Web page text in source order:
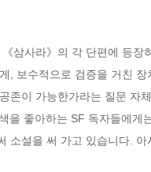
삼사라》의 각 단편에 등
, 보수적으로 검증을 거친
존이 가능한가라는 질문 자
을 좋아하는 SF 독자들에
소설을 써 가고 있습니다.